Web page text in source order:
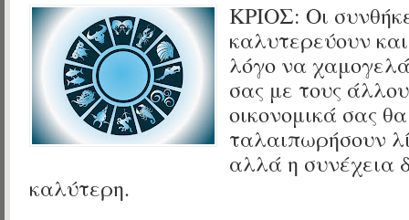
ΚΡΙΟΣ: Οι
καλυτερεύουν
λόγο να
σας με τους
οικονομικά σας
ταλαιπωρήσουν
αλλά η συνέχεια
καλύτερη.